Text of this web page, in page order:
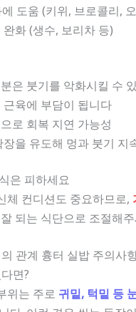
도움 (키위, 브로콜리,
화 (생수, 보리차 등)
은 붓기를 악화시킬 수
근육에 부담이 됩니다
로 회복 지연 가능성
장을 유도해 멍과 붓기 지
은 피하세요
체 컨디션도 중요하므로,
되는 식단으로 조절해
관계 흉터 실밥 주의사
면?
위는 주로 귀밑, 턱밑 등